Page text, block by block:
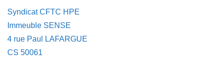
Syndicat CFTC HPE
Immeuble SENSE
4 rue Paul LAFARGUE
CS 50061